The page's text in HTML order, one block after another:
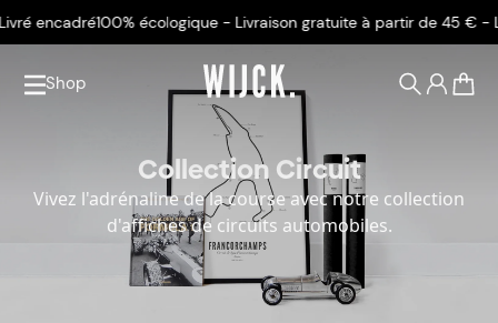
100% écologique - Livraison gratuite à partir de 45 € - Livré
Shop
Collection Circuit
Vivez l'adrénaline de la course avec notre collection
d'affiches de circuits automobiles.